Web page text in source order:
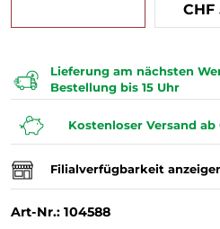
CHF
Lieferung am nächsten
Bestellung bis 15 Uhr
Kostenloser Versand ab
Filialverfügbarkeit
Art-Nr.: 104588